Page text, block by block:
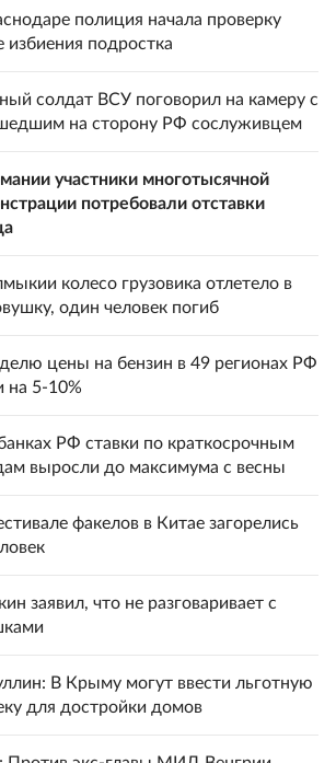
полиция начала проверку
избиения подростка
солдат ВСУ поговорил на камеру с
на сторону РФ сослуживцем
участники многотысячной
потребовали отставки
колесо грузовика отлетело в
один человек погиб
цены на бензин в 49 регионах РФ
на 5-10%
РФ ставки по краткосрочным
выросли до максимума с весны
факелов в Китае загорелись
заявил, что не разговаривает с
В Крыму могут ввести льготную
для достройки домов